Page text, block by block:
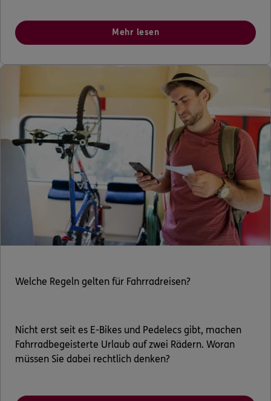
Mehr lesen
Welche Regeln gelten für Fahrradreisen?
Nicht erst seit es E-Bikes und Pedelecs gibt, machen
Fahrradbegeisterte Urlaub auf zwei Rädern. Woran
müssen Sie dabei rechtlich denken?